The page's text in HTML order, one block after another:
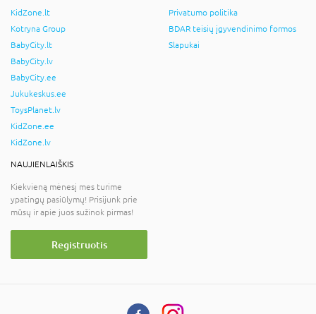
KidZone.lt
Kotryna Group
BabyCity.lt
BabyCity.lv
BabyCity.ee
Jukukeskus.ee
ToysPlanet.lv
KidZone.ee
KidZone.lv
Privatumo politika
BDAR teisių įgyvendinimo formos
Slapukai
NAUJIENLAIŠKIS
Kiekvieną mėnesį mes turime
ypatingų pasiūlymų! Prisijunk prie
mūsų ir apie juos sužinok pirmas!
Registruotis